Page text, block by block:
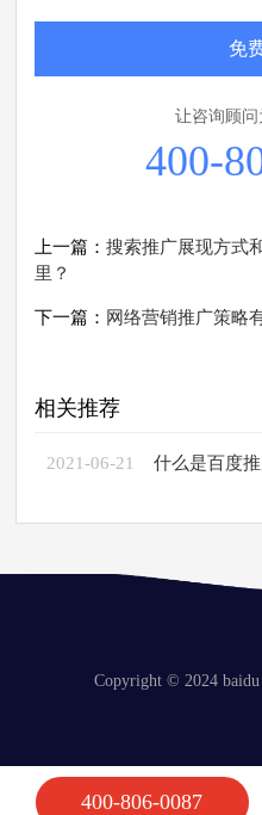
免
让咨询顾
400-
上一篇：搜索推广展现方式
里？
下一篇： 网络营销推广策略
相关推荐
2021-06-21
什么是百度
Copyright © 2024 baidu
400-806-0087